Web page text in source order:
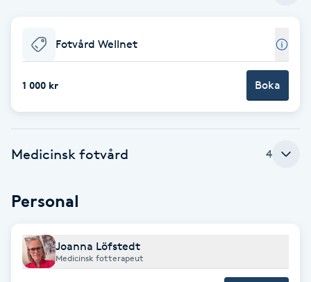
Balayage
Blowout
Fotvård Wellnet
1 000 kr Boka
Medicinsk fotvård 4
Personal
Joanna Löfstedt
Medicinsk fotterapeut